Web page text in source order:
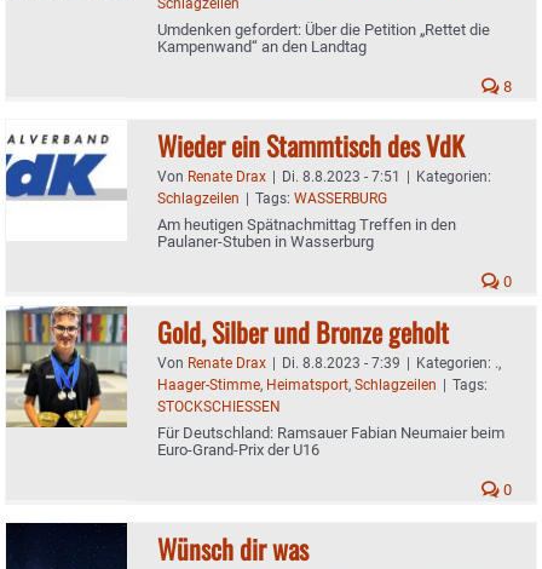
Umdenken gefordert: Über die Petition „Rettet die
Kampenwand“ an den Landtag
8
Wieder ein Stammtisch des VdK
Von Renate Drax | Di. 8.8.2023 - 7:51 | Kategorien:
Schlagzeilen | Tags: WASSERBURG
Am heutigen Spätnachmittag Treffen in den
Paulaner-Stuben in Wasserburg
0
Gold, Silber und Bronze geholt
Von Renate Drax | Di. 8.8.2023 - 7:39 | Kategorien: .,
Haager-Stimme, Heimatsport, Schlagzeilen | Tags:
STOCKSCHIESSEN
Für Deutschland: Ramsauer Fabian Neumaier beim
Euro-Grand-Prix der U16
0
Wünsch dir was